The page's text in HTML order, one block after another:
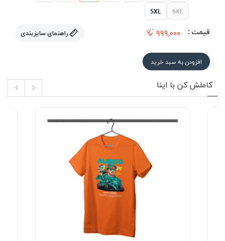
5XL 6XL
قیمت : ۹۹۹,۰۰۰ راهنمای سایزبندی
افزودن به سبد خرید
کاملش کن با اینا